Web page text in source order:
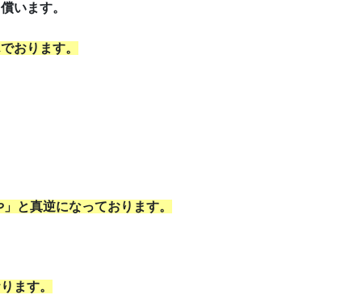
います。
おります。
と真逆になっております。
ます。